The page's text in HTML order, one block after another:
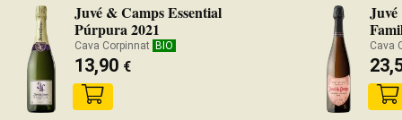
Juvé & Camps Essential
Púrpura 2021
Cava Corpinnat BIO
13,90 €
Cava